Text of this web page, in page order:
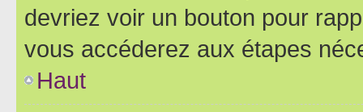
devriez voir un bouton pour
vous accéderez aux étapes
Haut